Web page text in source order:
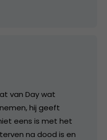
van Day wat
hij geeft
eens is met het
na dood is en